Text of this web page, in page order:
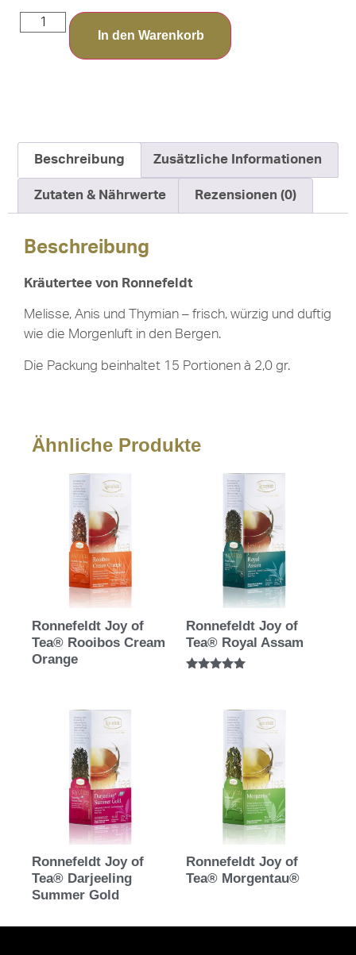
In den Warenkorb
Beschreibung Zusätzliche Informationen
Zutaten & Nährwerte Rezensionen (0)
Beschreibung
Kräutertee von Ronnefeldt
Melisse, Anis und Thymian – frisch, würzig und duftig
wie die Morgenluft in den Bergen.
Die Packung beinhaltet 15 Portionen à 2,0 gr.
Ähnliche Produkte
Ronnefeldt Joy of
Tea® Rooibos Cream
Orange
Ronnefeldt Joy of
Tea® Royal Assam
Ronnefeldt Joy of
Tea® Darjeeling
Summer Gold
Ronnefeldt Joy of
Tea® Morgentau®